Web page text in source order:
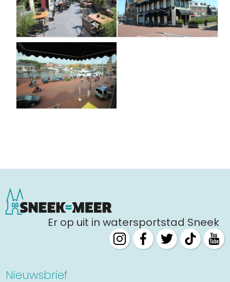
Er op uit in watersportstad Sneek
Nieuwsbrief